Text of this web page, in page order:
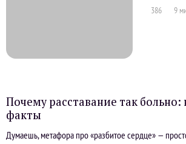
386 9
Почему расставание так больно:
факты
Думаешь, метафора про «разбитое сердце» —